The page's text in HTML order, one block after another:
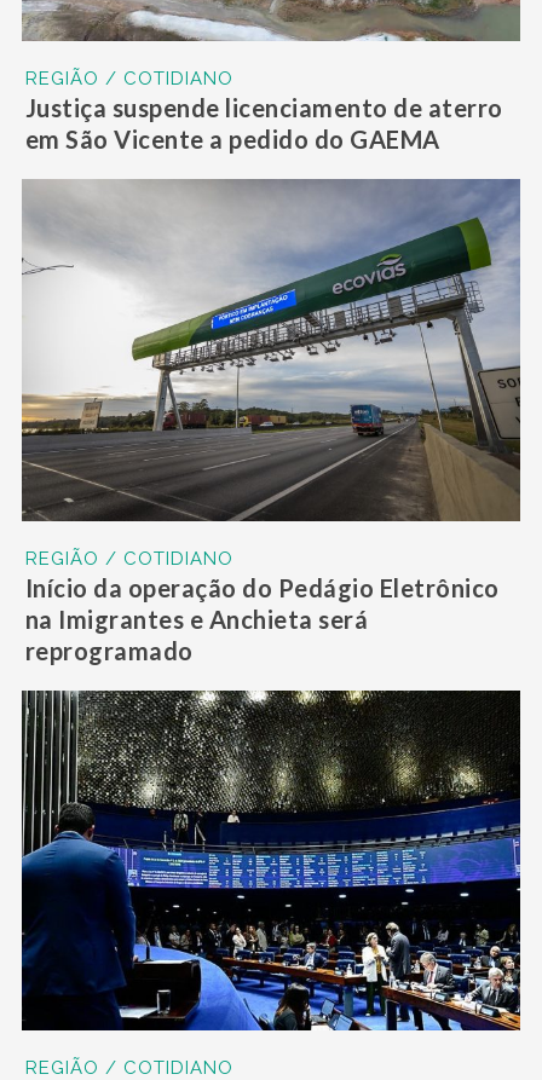
REGIÃO / COTIDIANO
Justiça suspende licenciamento de aterro
em São Vicente a pedido do GAEMA
REGIÃO / COTIDIANO
Início da operação do Pedágio Eletrônico
na Imigrantes e Anchieta será
reprogramado
REGIÃO / COTIDIANO